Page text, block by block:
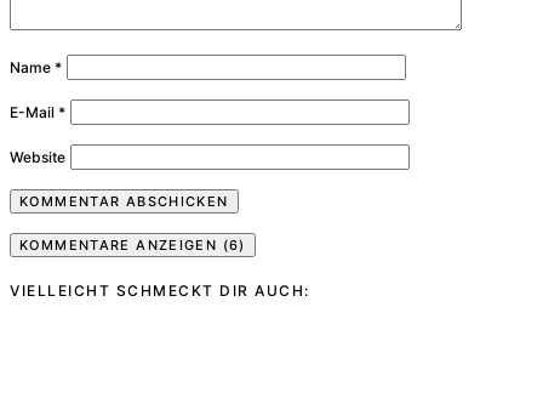
Name *
E-Mail *
Website
KOMMENTARE ANZEIGEN (6)
VIELLEICHT SCHMECKT DIR AUCH: